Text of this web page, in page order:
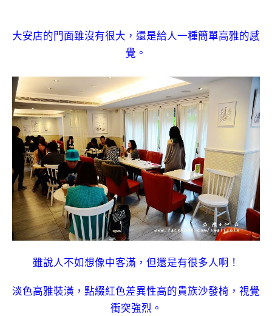
大安店的門面雖沒有很大，還是給人一種簡單高雅的感
覺。
雖說人不如想像中客滿，但還是有很多人啊！
淡色高雅裝潢，點綴紅色差異性高的貴族沙發椅，視覺
衝突強烈。